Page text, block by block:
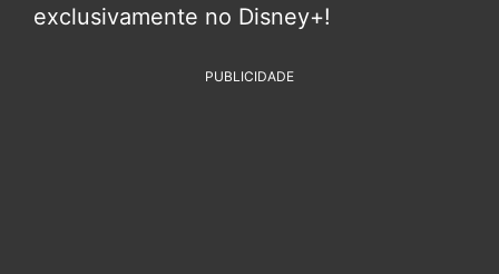
exclusivamente no Disney+!
PUBLICIDADE